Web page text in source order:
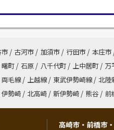
/ 古河市 / 加須市 / 行田市 / 本庄市
曙町 / 石原 / 八千代町 / 上中居町 / 万
両毛線 / 上越線 / 東武伊勢崎線 / 北陸
伊勢崎 / 北高崎 / 新伊勢崎 / 熊谷 / 前
高崎市・前橋市